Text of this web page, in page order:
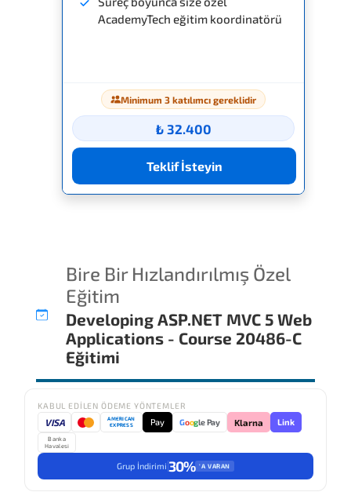
AcademyTech eğitim koordinatörü
Minimum 3 katılımcı gereklidir
₺ 32.400
Teklif İsteyin
Bire Bir Hızlandırılmış Özel
Eğitim
Developing ASP.NET MVC 5 Web
Applications - Course 20486-C
Eğitimi
KABUL EDILEN ÖDEME YÖNTEMLER
VISA
AMERICAN
EXPRESS
Pay Google Pay Klarna Link
Banka
Havalesi
Grup İndirimi30% 'A VARAN